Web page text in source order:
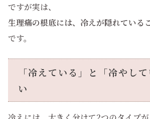
ですが実は、
生理痛の根底には、冷えが隠れている
です。
「冷えている」と「冷やし
い